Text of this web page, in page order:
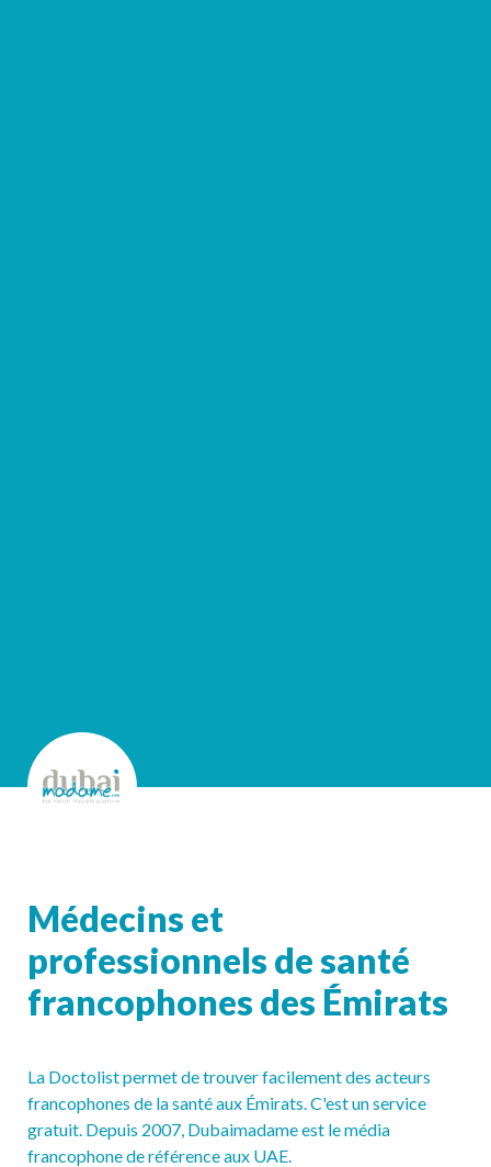
Médecins et
professionnels de santé
francophones des Émirats
La Doctolist permet de trouver facilement des acteurs
francophones de la santé aux Émirats. C'est un service
gratuit. Depuis 2007, Dubaimadame est le média
francophone de référence aux UAE.